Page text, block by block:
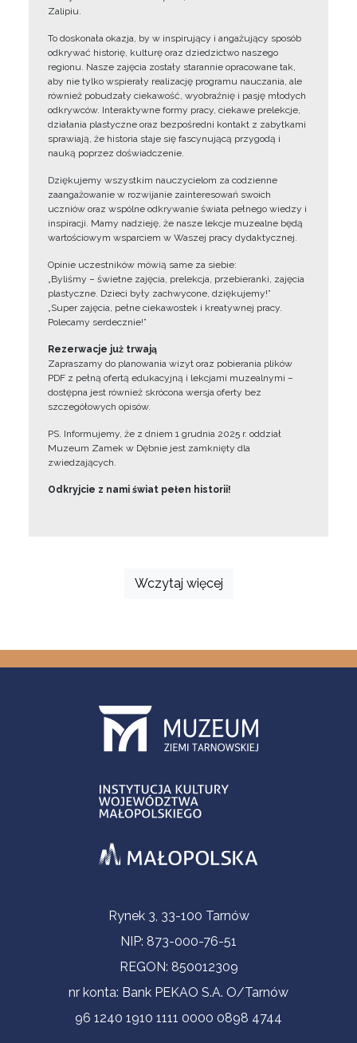
Zalipiu.
To doskonała okazja, by w inspirujący i angażujący sposób
odkrywać historię, kulturę oraz dziedzictwo naszego
regionu. Nasze zajęcia zostały starannie opracowane tak,
aby nie tylko wspierały realizację programu nauczania, ale
również pobudzały ciekawość, wyobraźnię i pasję młodych
odkrywców. Interaktywne formy pracy, ciekawe prelekcje,
działania plastyczne oraz bezpośredni kontakt z zabytkami
sprawiają, że historia staje się fascynującą przygodą i
nauką poprzez doświadczenie.
Dziękujemy wszystkim nauczycielom za codzienne
zaangażowanie w rozwijanie zainteresowań swoich
uczniów oraz wspólne odkrywanie świata pełnego wiedzy i
inspiracji. Mamy nadzieję, że nasze lekcje muzealne będą
wartościowym wsparciem w Waszej pracy dydaktycznej.
Opinie uczestników mówią same za siebie:
„Byliśmy – świetne zajęcia, prelekcja, przebieranki, zajęcia
plastyczne. Dzieci były zachwycone, dziękujemy!”
„Super zajęcia, pełne ciekawostek i kreatywnej pracy.
Polecamy serdecznie!”
Rezerwacje już trwają
Zapraszamy do planowania wizyt oraz pobierania plików
PDF z pełną ofertą edukacyjną i lekcjami muzealnymi –
dostępna jest również skrócona wersja oferty bez
szczegółowych opisów.
PS. Informujemy, że z dniem 1 grudnia 2025 r. oddział
Muzeum Zamek w Dębnie jest zamknięty dla
zwiedzających.
Odkryjcie z nami świat pełen historii!
Wczytaj więcej
Informacje kontaktoweRynek 3, 33-100 Tarnów
NIP: 873-000-76-51
REGON: 850012309
nr konta: Bank PEKAO S.A. O/Tarnów
96 1240 1910 1111 0000 0898 4744